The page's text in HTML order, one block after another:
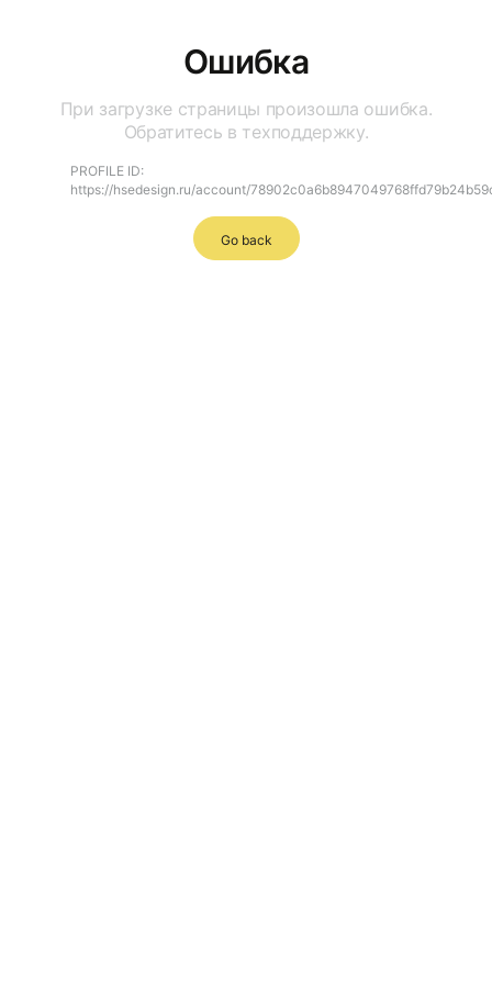
Ошибка
При загрузке страницы произошла ошибка.
Обратитесь в техподдержку.
PROFILE ID:
https://hsedesign.ru/account/
Go back